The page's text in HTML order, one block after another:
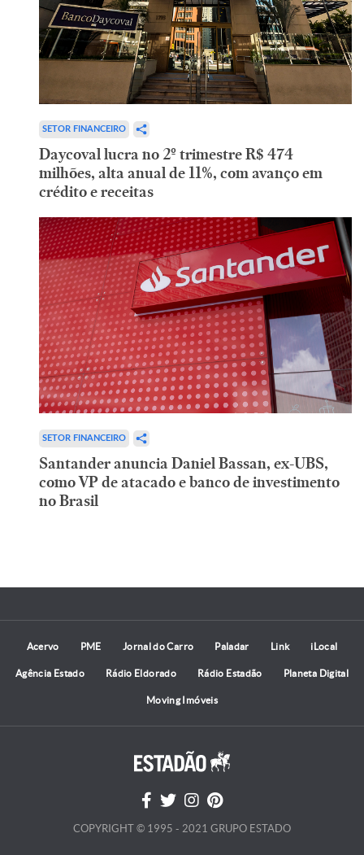
SETOR FINANCEIRO
Daycoval lucra no 2º trimestre R$ 474
milhões, alta anual de 11%, com avanço em
crédito e receitas
SETOR FINANCEIRO
Santander anuncia Daniel Bassan, ex-UBS,
como VP de atacado e banco de investimento
no Brasil
Acervo PME Jornal do Carro Paladar Link iLocal
Agência Estado Rádio Eldorado Rádio Estadão Planeta Digital
Moving Imóveis
COPYRIGHT © 1995 - 2021 GRUPO ESTADO